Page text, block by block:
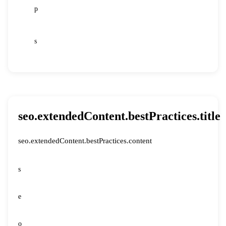
p
s
seo.extendedContent.bestPractices.title
seo.extendedContent.bestPractices.content
s
e
o